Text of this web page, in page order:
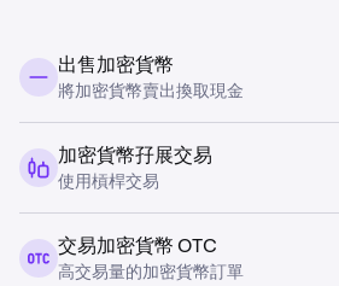
出售加密貨幣
將加密貨幣賣出換取現金
加密貨幣孖展交易
使用槓桿交易
交易加密貨幣 OTC
高交易量的加密貨幣訂單